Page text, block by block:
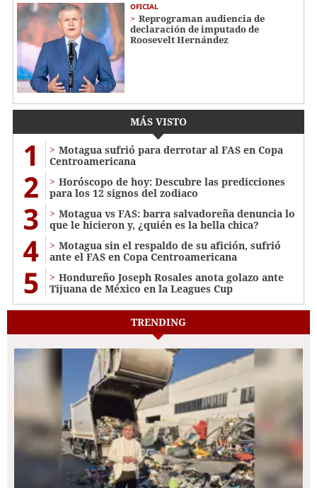
OFICIAL
Reprograman audiencia de
declaración de imputado de
Roosevelt Hernández
MÁS VISTO
1
Motagua sufrió para derrotar al FAS en Copa
Centroamericana
2
Horóscopo de hoy: Descubre las predicciones
para los 12 signos del zodiaco
3
Motagua vs FAS: barra salvadoreña denuncia lo
que le hicieron y, ¿quién es la bella chica?
4
Motagua sin el respaldo de su afición, sufrió
ante el FAS en Copa Centroamericana
5
Hondureño Joseph Rosales anota golazo ante
Tijuana de México en la Leagues Cup
TRENDING